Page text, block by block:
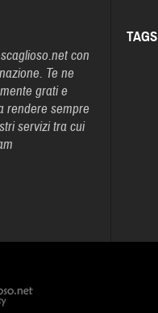
con
Te ne
grati e
rendere sempre
servizi tra cui